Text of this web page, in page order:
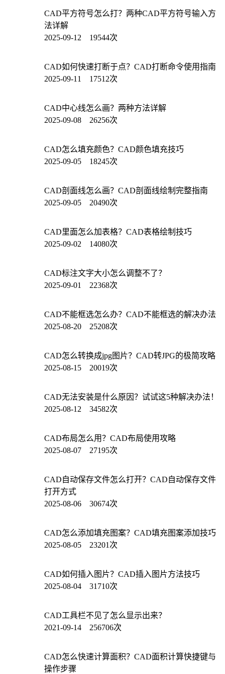
CAD平方符号怎么打？两种CAD平方符号输入方
法详解
2025-09-12 19544次
CAD如何快速打断于点？CAD打断命令使用指南
2025-09-11 17512次
CAD中心线怎么画？两种方法详解
2025-09-08 26256次
CAD怎么填充颜色？CAD颜色填充技巧
2025-09-05 18245次
CAD剖面线怎么画？CAD剖面线绘制完整指南
2025-09-05 20490次
CAD里面怎么加表格？CAD表格绘制技巧
2025-09-02 14080次
CAD标注文字大小怎么调整不了？
2025-09-01 22368次
CAD不能框选怎么办？CAD不能框选的解决办法
2025-08-20 25208次
CAD怎么转换成jpg图片？CAD转JPG的极简攻略
2025-08-15 20019次
CAD无法安装是什么原因？试试这5种解决办法！
2025-08-12 34582次
CAD布局怎么用？CAD布局使用攻略
2025-08-07 27195次
CAD自动保存文件怎么打开？CAD自动保存文件
打开方式
2025-08-06 30674次
CAD怎么添加填充图案？CAD填充图案添加技巧
2025-08-05 23201次
CAD如何插入图片？CAD插入图片方法技巧
2025-08-04 31710次
CAD工具栏不见了怎么显示出来？
2021-09-14 256706次
CAD怎么快速计算面积？CAD面积计算快捷键与
操作步骤